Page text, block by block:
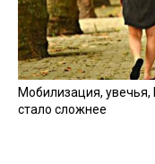
Мобилизация, увечья,
стало сложнее